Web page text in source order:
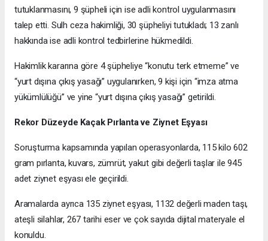
tutuklanmasını, 9 şüpheli için ise adli kontrol uygulanmasını
talep etti. Sulh ceza hakimliği, 30 şüpheliyi tutukladı; 13 zanlı
hakkında ise adli kontrol tedbirlerine hükmedildi.
Hakimlik kararına göre 4 şüpheliye “konutu terk etmeme” ve
“yurt dışına çıkış yasağı” uygulanırken, 9 kişi için “imza atma
yükümlülüğü” ve yine “yurt dışına çıkış yasağı” getirildi.
Rekor Düzeyde Kaçak Pırlanta ve Ziynet Eşyası
Soruşturma kapsamında yapılan operasyonlarda, 115 kilo 602
gram pırlanta, kuvars, zümrüt, yakut gibi değerli taşlar ile 945
adet ziynet eşyası ele geçirildi.
Aramalarda ayrıca 135 ziynet eşyası, 1132 değerli maden taşı,
ateşli silahlar, 267 tarihi eser ve çok sayıda dijital materyale el
konuldu.